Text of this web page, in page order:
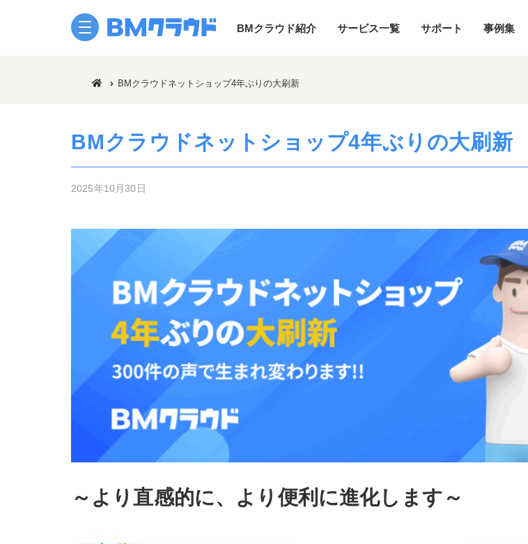
BMクラウド紹介
はじめての方へ
作業予定日の確認
注目商材トレンド
ユーザーインタビュー
課題解決施策集
サービス一覧
定期清掃/巡回清掃
販売中物件クリーニング
建物軽作業
掲示物無料ダウンロード
不用品回収
BMクラウド東海
エレベーター点検DX
プチリフォーム
エレベーターリニューアルDX
リペア
サポート
サポート体制
利用別ガイド ネットショップ利用
事例集
BMクラウドネットショップ4年ぶりの大刷新
BMクラウドネットショップ4年ぶりの大刷新
2025年10月30日
～より直感的に、より便利に進化します～